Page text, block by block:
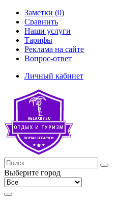
Заметки (0)
Сравнить
Наши услуги
Тарифы
Реклама на сайте
Вопрос-ответ
Личный кабинет
Выберите город